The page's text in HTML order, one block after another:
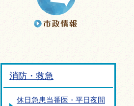
消防・救急
休日急患当番医・平日夜間